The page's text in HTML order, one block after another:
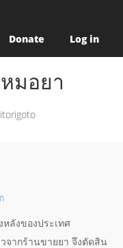
Donate Log in
มอยา
ลังของประเทศ
จากร้านขายยา จึงตัดสิน